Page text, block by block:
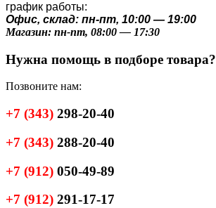
график работы:
Офис, склад: пн-пт, 10:00 — 19:00
Магазин: пн-пт, 08:00 — 17:30
Нужна помощь в подборе товара?
Позвоните нам:
+7 (343) 298-20-40
+7 (343) 288-20-40
+7 (912) 050-49-89
+7 (912) 291-17-17